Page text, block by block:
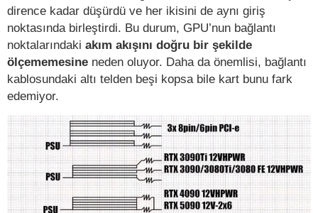
dirence kadar düşürdü ve her ikisini de aynı giriş
noktasında birleştirdi. Bu durum, GPU’nun bağlantı
noktalarındaki akım akışını doğru bir şekilde
ölçememesine neden oluyor. Daha da önemlisi, bağlantı
kablosundaki altı telden beşi kopsa bile kart bunu fark
edemiyor.